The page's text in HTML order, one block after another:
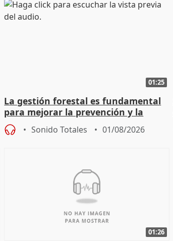
01:25
La gestión forestal es fundamental
para mejorar la prevención y la
actuación frente a incendios
Sonido Totales 01/08/2026
01:26